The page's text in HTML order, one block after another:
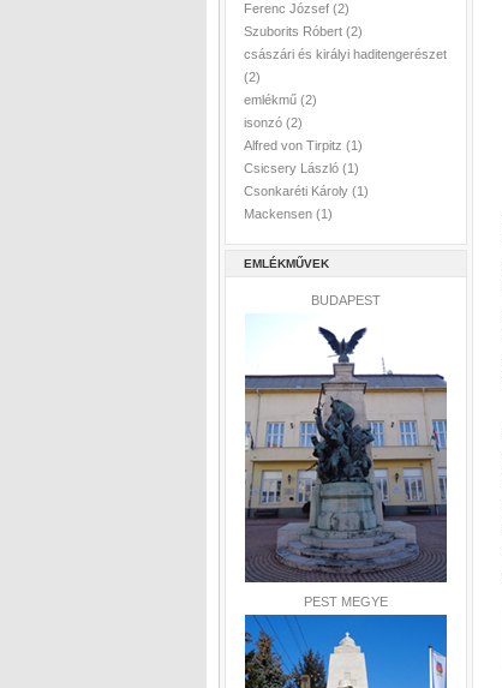
Ferenc József (2)
Szuborits Róbert (2)
császári és királyi haditengerészet
(2)
emlékmű (2)
isonzó (2)
Alfred von Tirpitz (1)
Csicsery László (1)
Csonkaréti Károly (1)
Mackensen (1)
EMLÉKMŰVEK
BUDAPEST
PEST MEGYE